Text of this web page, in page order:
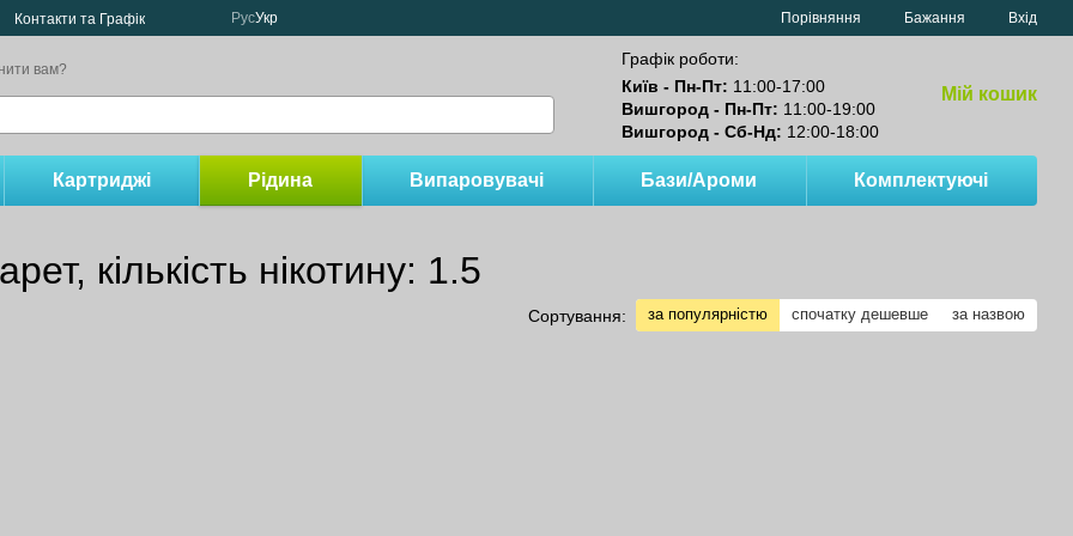
Контакти та Графік РусУкр Порівняння Бажання Вхід
вам?
Графік роботи:
Київ - Пн-Пт: 11:00-17:00
Вишгород - Пн-Пт: 11:00-19:00
Вишгород - Сб-Нд: 12:00-18:00
Мій кошик
Картриджі Рідина Випаровувачі Бази/Ароми Комплектуючі
кількість нікотину: 1.5
Сортування: за популярністю спочатку дешевше за назвою